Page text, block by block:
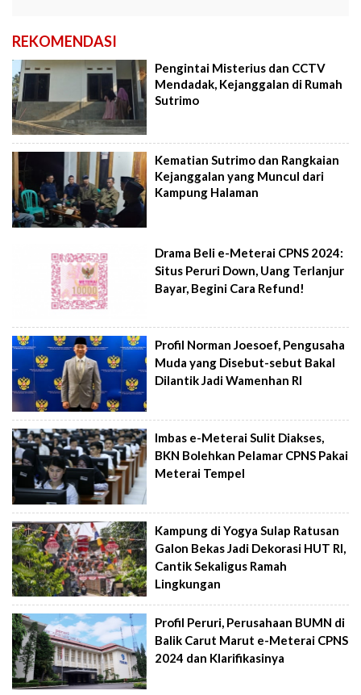
REKOMENDASI
Pengintai Misterius dan CCTV
Mendadak, Kejanggalan di Rumah
Sutrimo
Kematian Sutrimo dan Rangkaian
Kejanggalan yang Muncul dari
Kampung Halaman
Drama Beli e-Meterai CPNS 2024:
Situs Peruri Down, Uang Terlanjur
Bayar, Begini Cara Refund!
Profil Norman Joesoef, Pengusaha
Muda yang Disebut-sebut Bakal
Dilantik Jadi Wamenhan RI
Imbas e-Meterai Sulit Diakses,
BKN Bolehkan Pelamar CPNS Pakai
Meterai Tempel
Kampung di Yogya Sulap Ratusan
Galon Bekas Jadi Dekorasi HUT RI,
Cantik Sekaligus Ramah
Lingkungan
Profil Peruri, Perusahaan BUMN di
Balik Carut Marut e-Meterai CPNS
2024 dan Klarifikasinya